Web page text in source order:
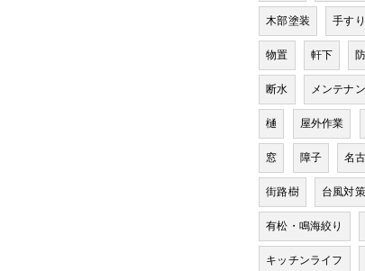
木部塗装 手す
物置 軒下
断水 メンテナ
樋 屋外作業
窓 障子 名
街路樹 台風対策
有松・鳴海絞り
キッチンライフ